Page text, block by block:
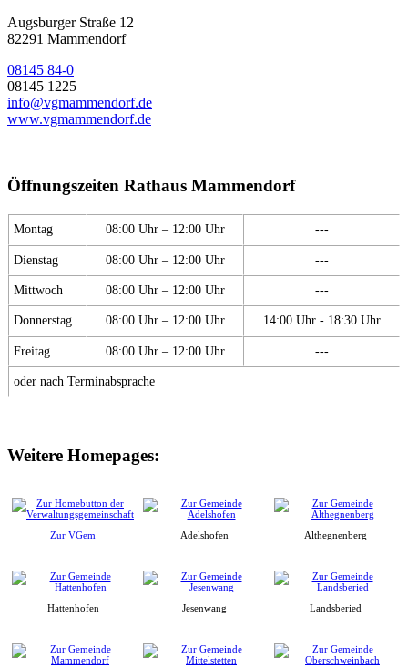
Augsburger Straße 12
82291 Mammendorf
08145 84-0
08145 1225
info@vgmammendorf.de
www.vgmammendorf.de
Öffnungszeiten Rathaus Mammendorf
Montag 08:00 Uhr – 12:00 Uhr ---
Dienstag 08:00 Uhr – 12:00 Uhr ---
Mittwoch 08:00 Uhr – 12:00 Uhr ---
Donnerstag 08:00 Uhr – 12:00 Uhr 14:00 Uhr - 18:30 Uhr
Freitag 08:00 Uhr – 12:00 Uhr ---
oder nach Terminabsprache
Weitere Homepages:
Zur VGem Adelshofen Althegnenberg
Hattenhofen Jesenwang Landsberied